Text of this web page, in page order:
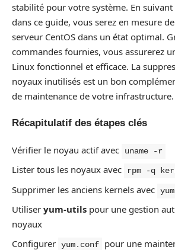
stabilité pour votre système. En suivant
dans ce guide, vous serez en mesure
serveur CentOS dans un état optimal.
commandes fournies, vous assurerez
Linux fonctionnel et efficace. La
noyaux inutilisés est un bon
de maintenance de votre infrastructure.
Récapitulatif des étapes clés
Vérifier le noyau actif avec uname -r
Lister tous les noyaux avec rpm -q
Supprimer les anciens kernels avec
Utiliser yum-utils pour une gestion
noyaux
Configurer yum.conf pour une